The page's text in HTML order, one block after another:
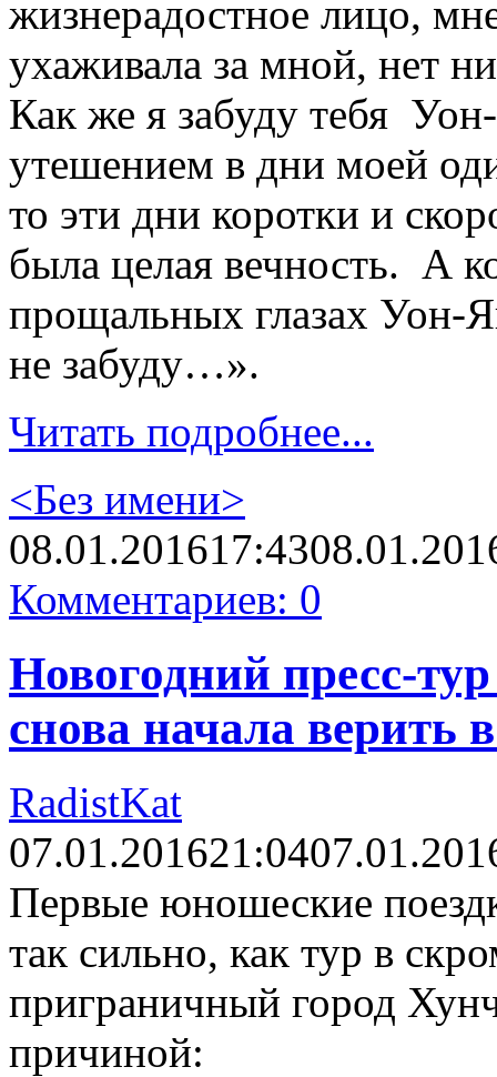
жизнерадостное лицо,
ухаживала за мной, нет
Как же я забуду тебя
утешением в дни моей
то эти дни коротки и
была целая вечность. А
прощальных глазах Уон-
не забуду…».
Читать подробнее...
<Без имени>
08.01.201617:43
Комментариев: 0
Новогодний пресс-
снова начала верить
RadistKat
07.01.201621:04
Первые юношеские
так сильно, как тур в
приграничный город
причиной: